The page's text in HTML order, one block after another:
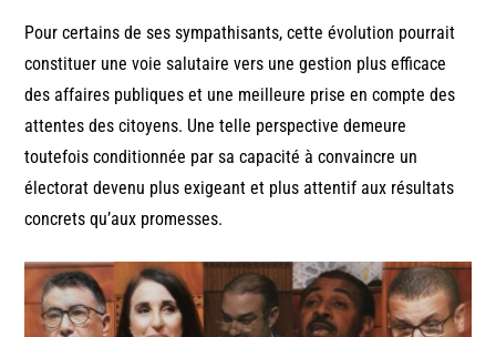
Pour certains de ses sympathisants, cette évolution pourrait
constituer une voie salutaire vers une gestion plus efficace
des affaires publiques et une meilleure prise en compte des
attentes des citoyens. Une telle perspective demeure
toutefois conditionnée par sa capacité à convaincre un
électorat devenu plus exigeant et plus attentif aux résultats
concrets qu’aux promesses.